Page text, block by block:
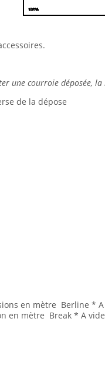
une courroie déposée,
de la dépose
en mètre Berline * A
en mètre Break * A